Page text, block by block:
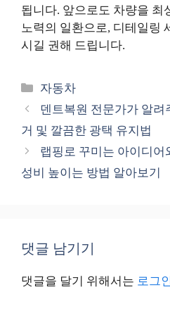
됩니다. 앞으로도 차량을 최
노력의 일환으로, 디테일링
시길 권해 드립니다.
카
테
리
자동차
덴트복원 전문가가 알려
거 및 깔끔한 광택 유지법
랩핑로 꾸미는 아이디어
성비 높이는 방법 알아보기
댓글 남기기
댓글을 달기 위해서는 로그인